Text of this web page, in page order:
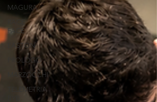
MAGURA
RACE
FACE
EASTON
PROLOGO
MARZOCCHI
TELEMETRIA